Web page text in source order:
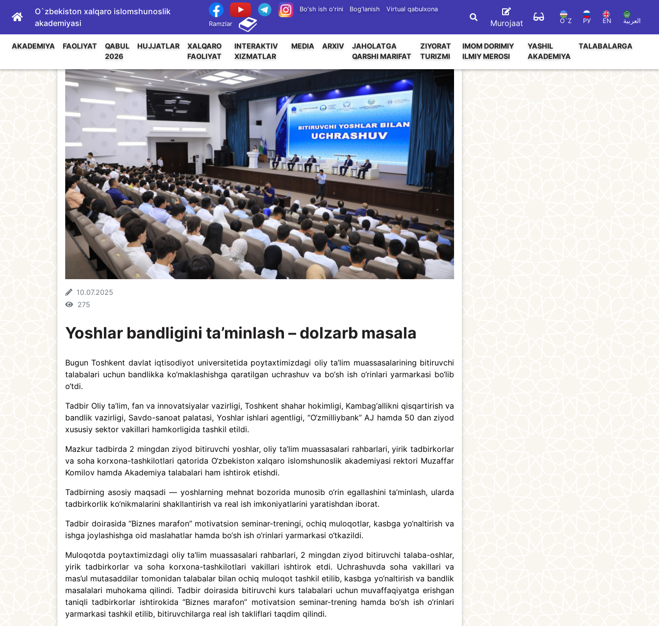
O`zbekiston xalqaro islomshunoslik
akademiyasi
Bo'sh ish o'rini Bog'lanish
Virtual qabulxona
Ramzlar
Murojaat O`Z РУ EN العربية
AKADEMIYA FAOLIYAT
QABUL
2026
HUJJATLAR
XALQARO
FAOLIYAT
INTERAKTIV
XIZMATLAR
MEDIA ARXIV
JAHOLATGA
QARSHI MARIFAT
ZIYORAT
TURIZMI
IMOM DORIMIY
ILMIY MEROSI
YASHIL
AKADEMIYA
TALABALARGA
10.07.2025
275
Yoshlar bandligini ta’minlash – dolzarb masala
Bugun Toshkent davlat iqtisodiyot universitetida poytaxtimizdagi oliy ta’lim muassasalarining bitiruvchi
talabalari uchun bandlikka ko‘maklashishga qaratilgan uchrashuv va bo‘sh ish o‘rinlari yarmarkasi bo‘lib
o‘tdi.
Tadbir Oliy ta’lim, fan va innovatsiyalar vazirligi, Toshkent shahar hokimligi, Kambag‘allikni qisqartirish va
bandlik vazirligi, Savdo-sanoat palatasi, Yoshlar ishlari agentligi, “O‘zmilliybank” AJ hamda 50 dan ziyod
xususiy sektor vakillari hamkorligida tashkil etildi.
Mazkur tadbirda 2 mingdan ziyod bitiruvchi yoshlar, oliy ta’lim muassasalari rahbarlari, yirik tadbirkorlar
va soha korxona-tashkilotlari qatorida O‘zbekiston xalqaro islomshunoslik akademiyasi rektori Muzaffar
Komilov hamda Akademiya talabalari ham ishtirok etishdi.
Tadbirning asosiy maqsadi — yoshlarning mehnat bozorida munosib o‘rin egallashini ta’minlash, ularda
tadbirkorlik ko‘nikmalarini shakllantirish va real ish imkoniyatlarini yaratishdan iborat.
Tadbir doirasida “Biznes marafon” motivatsion seminar-treningi, ochiq muloqotlar, kasbga yo‘naltirish va
ishga joylashishga oid maslahatlar hamda bo‘sh ish o‘rinlari yarmarkasi o‘tkazildi.
Muloqotda poytaxtimizdagi oliy ta’lim muassasalari rahbarlari, 2 mingdan ziyod bitiruvchi talaba-oshlar,
yirik tadbirkorlar va soha korxona-tashkilotlari vakillari ishtirok etdi. Uchrashuvda soha vakillari va
mas’ul mutasaddilar tomonidan talabalar bilan ochiq muloqot tashkil etilib, kasbga yo‘naltirish va bandlik
masalalari muhokama qilindi. Tadbir doirasida bitiruvchi kurs talabalari uchun muvaffaqiyatga erishgan
taniqli tadbirkorlar ishtirokida “Biznes marafon” motivatsion seminar-trening hamda bo‘sh ish o‘rinlari
yarmarkasi tashkil etilib, bitiruvchilarga real ish takliflari taqdim qilindi.